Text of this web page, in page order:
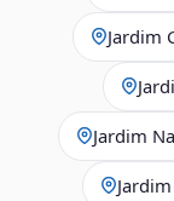
Jardim
Jardim